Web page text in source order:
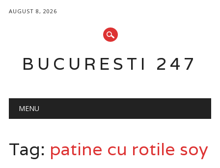
AUGUST 8, 2026
BUCURESTI 247
Main menu
MENU
Tag: patine cu rotile soy